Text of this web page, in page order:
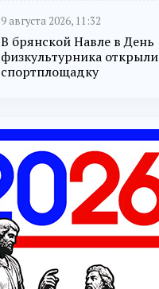
9 августа 2026, 11:32
В брянской Навле в День
физкультурника открыли
спортплощадку